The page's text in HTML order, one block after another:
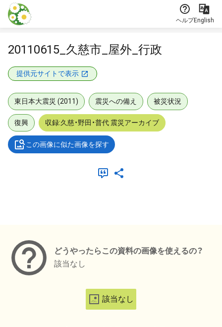
本文に飛ぶ
ヘルプEnglish
20110615_久慈市_屋外_行政
提供元サイトで表示
東日本大震災 (2011) 震災への備え 被災状況
復興 収録:久慈・野田・普代 震災アーカイブ
この画像に似た画像を探す
どうやったらこの資料の画像を使えるの？
該当なし
該当なし